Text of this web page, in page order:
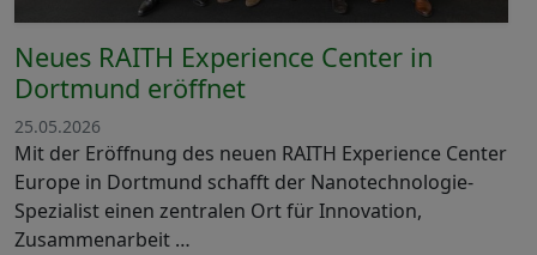
Neues RAITH Experience Center in
Dortmund eröffnet
25.05.2026
Mit der Eröffnung des neuen RAITH Experience Center
Europe in Dortmund schafft der Nanotechnologie-
Spezialist einen zentralen Ort für Innovation,
Zusammenarbeit …